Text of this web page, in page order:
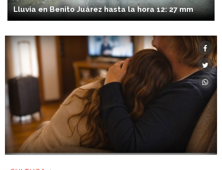
Lluvia en Benito Juárez hasta la hora 12: 27 mm